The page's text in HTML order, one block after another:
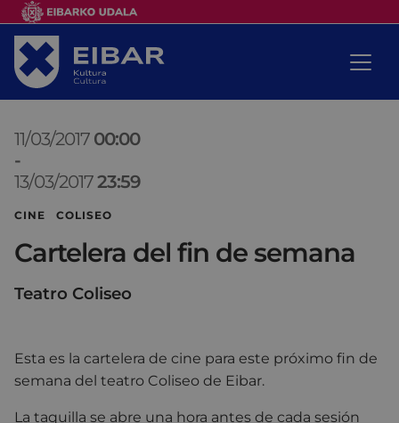
11/03/2017 00:00
-
13/03/201723:59
CINE COLISEO
Cartelera del fin de semana
Teatro Coliseo
Esta es la cartelera de cine para este próximo fin de
semana del teatro Coliseo de Eibar.
La taquilla se abre una hora antes de cada sesión